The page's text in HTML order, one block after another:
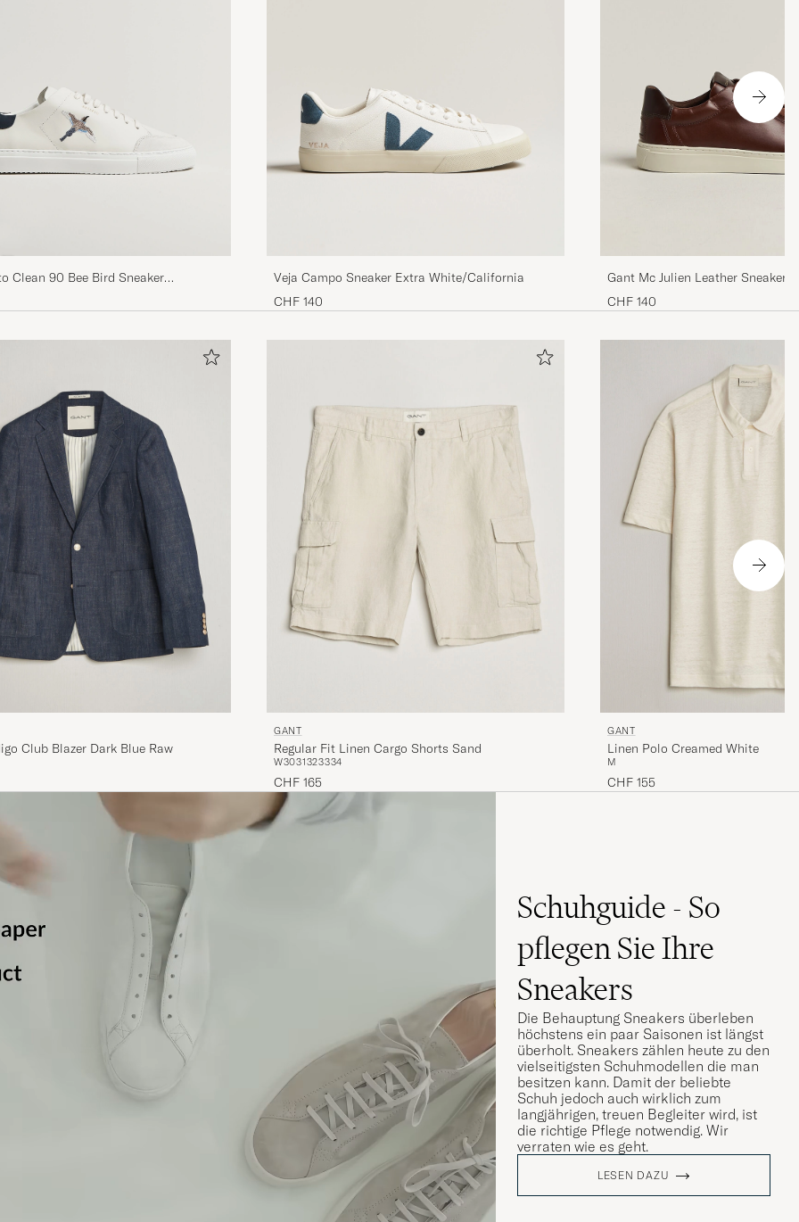
Clean 90 Bee Bird Sneaker
Veja Campo Sneaker Extra White/California
CHF 140
Gant Mc Julien Leather Sneaker
CHF 140
Club Blazer Dark Blue Raw
GANT
Regular Fit Linen Cargo Shorts Sand
W3031323334
CHF 165
GANT
Linen Polo Creamed White
M
CHF 155
Schuhguide - So
pflegen Sie Ihre
Sneakers
Die Behauptung Sneakers überleben
höchstens ein paar Saisonen ist längst
überholt. Sneakers zählen heute zu den
vielseitigsten Schuhmodellen die man
besitzen kann. Damit der beliebte
Schuh jedoch auch wirklich zum
langjährigen, treuen Begleiter wird, ist
die richtige Pflege notwendig. Wir
verraten wie es geht.
LESEN DAZU